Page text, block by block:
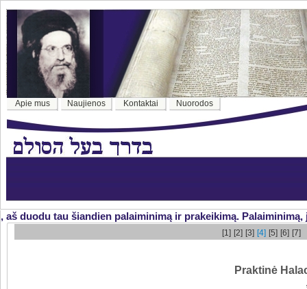
Apie mus Naujienos Kontaktai Nuorodos
duodu tau šiandien palaiminimą ir prakeikimą. Palaiminimą,
[1] [2] [3] [4] [5] [6] [7]
Praktinė